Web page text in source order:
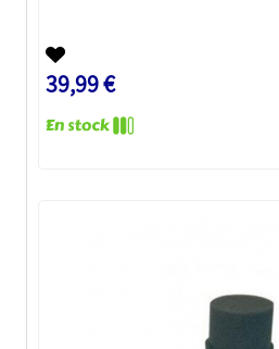
39,99 €